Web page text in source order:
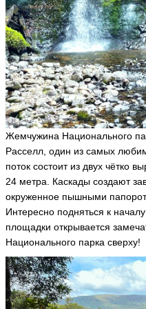
Жемчужина Национального
Расселл, один из самых
поток состоит из двух чётко
24 метра. Каскады создают
окруженное пышными
Интересно подняться к
площадки открывается
Национального парка сверху!